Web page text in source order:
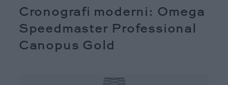
Cronografi moderni: Omega
Speedmaster Professional
Canopus Gold